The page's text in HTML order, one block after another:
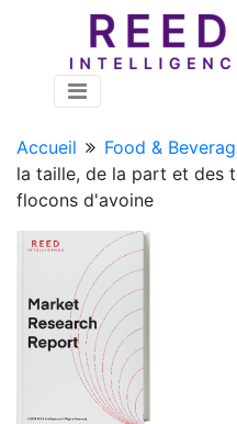
Accueil Food &
la taille, de la part et des
flocons d'avoine